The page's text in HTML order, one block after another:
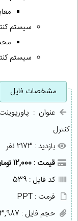
سیستم
سیستم
مشخصات فایل
عنوان :
کنترل
بازدید : 2173 نفر
قیمت : 12,000 تومان
کد فایل : 539
فرمت : PPT
حجم فایل : 3,987 مگابایت